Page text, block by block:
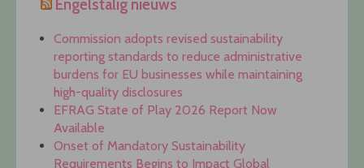
Engelstalig nieuws
Commission adopts revised sustainability
reporting standards to reduce administrative
burdens for EU businesses while maintaining
high-quality disclosures
EFRAG State of Play 2026 Report Now
Available
Onset of Mandatory Sustainability
Requirements Begins to Impact Global